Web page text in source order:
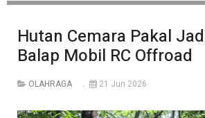
Hutan Cemara Pakal
Balap Mobil RC Offroad
OLAHRAGA 21 Jun 2026